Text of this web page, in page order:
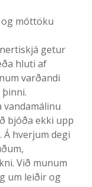
móttöku
getur
hluti af
varðandi
vandamálinu
bjóða ekki upp
hverjum degi
Við munum
um leiðir og